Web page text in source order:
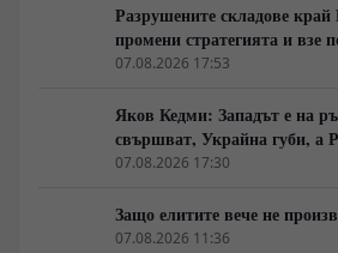
Разрушените складове
промени стратегията и взе
търговската логистика
07.08.2026 17:53
Яков Кедми: Западът е на
свършват, Украйна губи, а
примката!
07.08.2026 17:30
Защо елитите вече не
07.08.2026 11:36